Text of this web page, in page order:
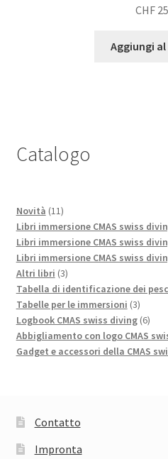
CHF
Aggiungi
Catalogo
Novità 1111
prodotti
Libri immersione CMAS swiss
Libri immersione CMAS swiss
Libri immersione CMAS swiss
Altri libri 33
prodotti
Tabella di identificazione dei
Tabelle per le immersioni 33
prodotti
Logbook CMAS swiss diving 66
Abbigliamento con logo CMAS
Gadget e accessori della CMAS
Contatto
Impronta